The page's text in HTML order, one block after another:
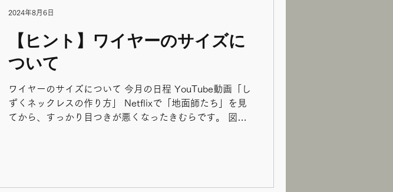
【ヒント】ワイヤーのサイズに
ついて
ワイヤーのサイズについて 今月の日程 YouTube動画「し
ずくネックレスの作り方」 Netflixで「地面師たち」を見
てから、すっかり目つきが悪くなったきむらです。 図書
2024年8月6日